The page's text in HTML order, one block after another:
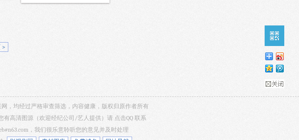
>
，均经过严格审查筛选，内容健康，版权归原作者所有
高清图源（欢迎经纪公司/艺人提供）请 点击QQ 联系
，我们很乐意聆听您的意见并及时处理